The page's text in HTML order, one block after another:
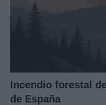
Incendio forestal
de España